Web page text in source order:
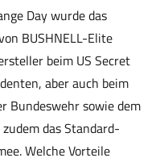
Day wurde das
BUSHNELL-Elite
beim US Secret
aber auch beim
Bundeswehr sowie dem
das Standard-
Welche Vorteile